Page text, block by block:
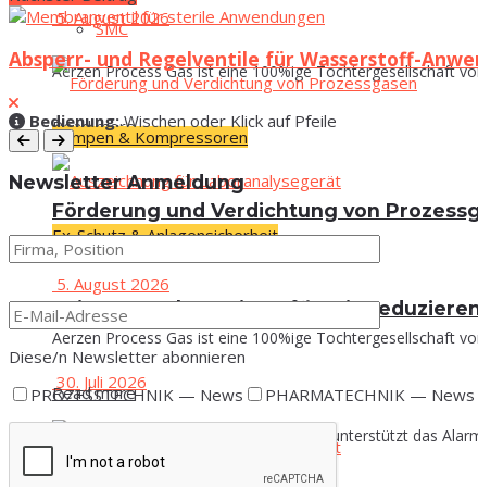
5. August 2026
Aerzen Process Gas ist eine 100%ige Tochtergesellschaft
Read more
Ex-Schutz & Anlagensicherheit
Leit­sys­tem­alar­me in Raf­fi­ne­rie
30. Juli 2026
Emerson hat Rompetrol Rafinare dabei unterstützt das
SMC
Pumpen & Kompressoren
För­de­rung und Ver­dich­tung von
5. August 2026
Aerzen Process Gas ist eine 100%ige Tochtergesellschaft
Read more
Absperr- und Regelventile für Wasserstoff-
Bedie­nung:Wischen oder Klick auf Pfeile
News­let­ter Anmeldung
Diese/n News­let­ter abonnieren
PROZESSTECHNIK — News
PHARMATECHNIK — News